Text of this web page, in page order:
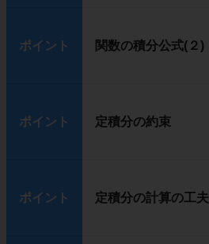
ポイント 関数の積分公式(２)
ポイント 定積分の約束
ポイント 定積分の計算の工夫